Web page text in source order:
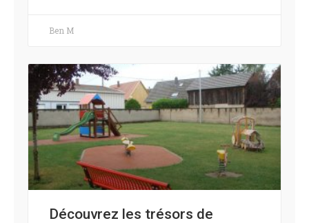
Ben M
Découvrez les trésors de